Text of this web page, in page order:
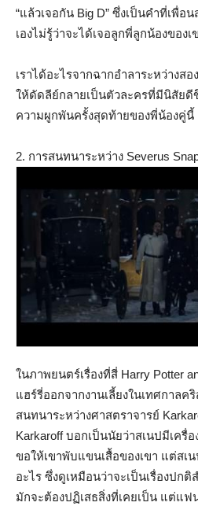
“แล้วเจอกัน Big D” ซึ่งเป็นคำที่เพื่อ
เองไม่รู้ว่าจะได้เจอลูกพี่ลูกน้องของเ
เราได้อะไรจากฉากอำลาระหว่างส
ให้ดัดลีย์กลายเป็นตัวละครที่มีนิสัยดี
ความผูกพันครั้งสุดท้ายของพี่น้องคู่นี้
2. การสนทนาระหว่าง Severus
ในภาพยนตร์เรื่องที่สี่ Harry Potter
แฮร์รี่ออกจากงานเลี้ยงในเทศกาล
สนทนาระหว่างศาสตราจารย์
Karkaroff บอกเป็นนัยว่าสเนปมีเครื่
ขอให้เขาพับแขนเสื้อของเขา แต่สเ
อะไร ซึ่งดูเหมือนว่าจะเป็นเรื่องป
มักจะต้องปฏิเสธสิ่งที่เคยเป็น แต่แฟ